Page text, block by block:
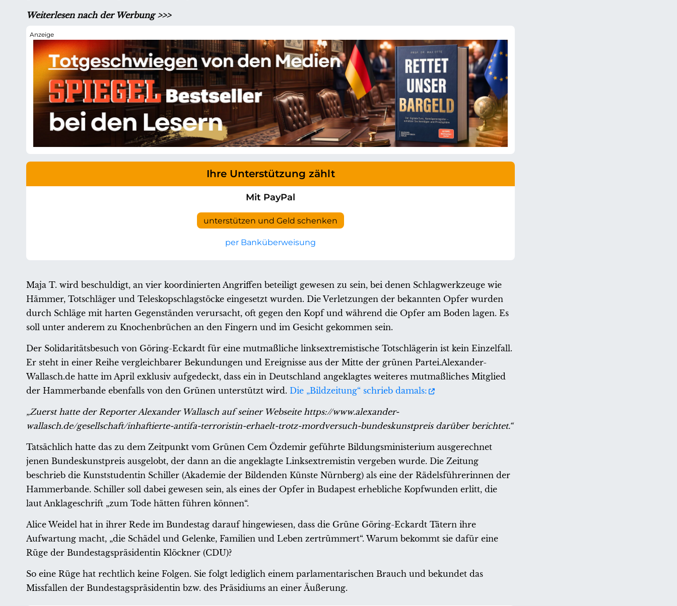
Weiterlesen nach der Werbung >>>
Ihre Unterstützung zählt
Mit PayPal
unterstützen und Geld schenken
per Banküberweisung
Maja T. wird beschuldigt, an vier koordinierten Angriffen beteiligt gewesen zu sein, bei denen Schlagwerkzeuge wie
Hämmer, Totschläger und Teleskopschlagstöcke eingesetzt wurden. Die Verletzungen der bekannten Opfer wurden
durch Schläge mit harten Gegenständen verursacht, oft gegen den Kopf und während die Opfer am Boden lagen. Es
soll unter anderem zu Knochenbrüchen an den Fingern und im Gesicht gekommen sein.
Der Solidaritätsbesuch von Göring-Eckardt für eine mutmaßliche linksextremistische Totschlägerin ist kein Einzelfall.
Er steht in einer Reihe vergleichbarer Bekundungen und Ereignisse aus der Mitte der grünen Partei.Alexander-
Wallasch.de hatte im April exklusiv aufgedeckt, dass ein in Deutschland angeklagtes weiteres mutmaßliches Mitglied
der Hammerbande ebenfalls von den Grünen unterstützt wird. Die „Bildzeitung“ schrieb damals:
„Zuerst hatte der Reporter Alexander Wallasch auf seiner Webseite https://www.alexander-
wallasch.de/gesellschaft/inhaftierte-antifa-terroristin-erhaelt-trotz-mordversuch-bundeskunstpreis darüber berichtet.“
Tatsächlich hatte das zu dem Zeitpunkt vom Grünen Cem Özdemir geführte Bildungsministerium ausgerechnet
jenen Bundeskunstpreis ausgelobt, der dann an die angeklagte Linksextremistin vergeben wurde. Die Zeitung
beschrieb die Kunststudentin Schiller (Akademie der Bildenden Künste Nürnberg) als eine der Rädelsführerinnen der
Hammerbande. Schiller soll dabei gewesen sein, als eines der Opfer in Budapest erhebliche Kopfwunden erlitt, die
laut Anklageschrift „zum Tode hätten führen können“.
Alice Weidel hat in ihrer Rede im Bundestag darauf hingewiesen, dass die Grüne Göring-Eckardt Tätern ihre
Aufwartung macht, „die Schädel und Gelenke, Familien und Leben zertrümmert“. Warum bekommt sie dafür eine
Rüge der Bundestagspräsidentin Klöckner (CDU)?
So eine Rüge hat rechtlich keine Folgen. Sie folgt lediglich einem parlamentarischen Brauch und bekundet das
Missfallen der Bundestagspräsidentin bzw. des Präsidiums an einer Äußerung.